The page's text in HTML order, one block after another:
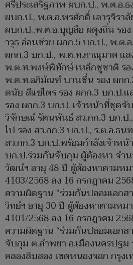
ศรีประเสริฐภาพ ผบก.ป., พ.ต.อ.ธ
ผบก.ป., พ.ต.อ.พรศักดิ์ เลารุจิราลั
ผบก.ป.,พ.ต.อ.บุญลือ ผดุงถิ่น รอ
าวุธ อ่อนช่วย ผกก.5 บก.ป., พ.ต.
ผกก.3 บก.ป., พ.ต.ท.ภาณุมาศ แส
พ.ต.ท.พงษ์พิทักษ์ เหล็กชูชาติ รอ
พ.ต.ท.อภิมัณฑ์ บานชื่น รอง ผก
ดนัย สีแข่ไตร รอง ผกก.3 บก.ป.
รอง ผกก.3 บก.ป. เจ้าหน้าที่ชุด
วิจักษณ์ รัตนพันธ์ สว.กก.3 บก.ป.,
ไป รอง สว.กก.3 บก.ป., ร.ต.อ.ธน
สว.กก.3 บก.ป.พร้อมกำลังเจ้าหน้
บก.ป.ร่วมกันจับกุม ผู้ต้องหา จำ
วัฒน์ฯ อายุ 48 ปี ผู้ต้องหาตามห
4103/2568 ลง 16 กรกฎาคม
ความผิดฐาน “ร่วมกันปลอมเอกส
วิทย์ฯ อายุ 30 ปี ผู้ต้องหาตามห
4101/2568 ลง 16 กรกฎาคม
ความผิดฐาน “ร่วมกันปลอมเอกส
จับกุม ต.ลำพยา อ.เมืองนครปฐม
คลองสิบสอง เขตหนองจอก กรุง